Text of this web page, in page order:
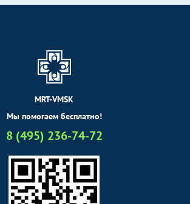
MRT-VMSK
Мы помогаем бесплатно!
8 (495) 236-74-72